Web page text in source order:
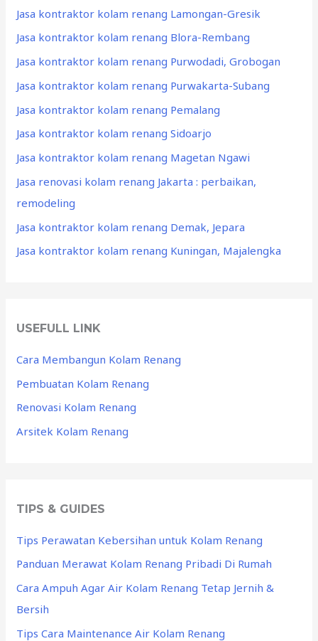
Jasa kontraktor kolam renang Lamongan-Gresik
Jasa kontraktor kolam renang Blora-Rembang
Jasa kontraktor kolam renang Purwodadi, Grobogan
Jasa kontraktor kolam renang Purwakarta-Subang
Jasa kontraktor kolam renang Pemalang
Jasa kontraktor kolam renang Sidoarjo
Jasa kontraktor kolam renang Magetan Ngawi
Jasa renovasi kolam renang Jakarta : perbaikan,
remodeling
Jasa kontraktor kolam renang Demak, Jepara
Jasa kontraktor kolam renang Kuningan, Majalengka
USEFULL LINK
Cara Membangun Kolam Renang
Pembuatan Kolam Renang
Renovasi Kolam Renang
Arsitek Kolam Renang
TIPS & GUIDES
Tips Perawatan Kebersihan untuk Kolam Renang
Panduan Merawat Kolam Renang Pribadi Di Rumah
Cara Ampuh Agar Air Kolam Renang Tetap Jernih &
Bersih
Tips Cara Maintenance Air Kolam Renang